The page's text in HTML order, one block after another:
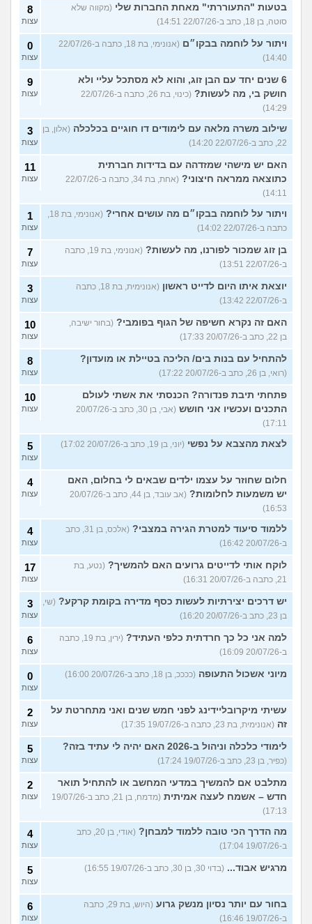
בטעות "התעוררתי" מאחת החברות שלי (מקווה שלא
סוטה, בן 18, כתב ב-22/07/26 14:51)
8
עצות
ויתור על לוחמה בבקו״ם
(אנונימי, בת 18, כתבה ב-22/07/26
14:40)
0
עצות
6 שנים יחד עם הבן זוג, והוא לא מסתכל עליי ולא
חושק בי, מה לעשות?
(כינוי, בת 26, כתבה ב-22/07/26
14:29)
9
עצות
שילוב משרה מלאה עם לימודים דו חוגיים בכלכלה (אלון, בן
22, כתב ב-22/07/26 14:20)
3
עצות
האם יש מישהי שמזדהה עם בדידות חברתית
כתוצאה ממראה חיצוני?
(אחת, בת 34, כתבה ב-22/07/26
14:11)
11
עצות
ויתור על לוחמה בבקו״ם מה עושים אחרי?
(אנונימי, בת 18,
כתבה ב-22/07/26 14:02)
1
עצות
בן זוג שמכור לפורנו, מה לעשות?
(אנונימי, בת 19, כתבה
ב-22/07/26 13:51)
7
עצות
יוצאת איתו היום לדייט ראשון
(אנונימית, בת 18, כתבה
ב-22/07/26 13:42)
3
עצות
האם זה נקרא חשיפה של הגוף בפומבי? (בחור ישיבה,
בן 22, כתב ב-20/07/26 17:33)
10
עצות
להתחיל עם בנות בים/ הליכה בטיילת או מועדון?
(רואי, בן 26, כתב ב-20/07/26 17:22)
8
עצות
פתחתי תיבת פנדורה? הכנסתי את אשתי לעולם
התכנים ועכשיו אני חושש
(אבי, בן 30, כתב ב-20/07/26
17:11)
10
עצות
לצאת מהצבא על נפשי (יוני, בן 19, כתב ב-20/07/26 17:02) 5
עצות
חלום שחוזר על עצמו ילדים שבאים לי בחלום, האם
יש משמעות לחלומות?
(אב עובד, בן 44, כתב ב-20/07/26
16:53)
4
עצות
ללמוד סיעוד למטרת הגירה במצבי?
(אלכס, בן 31, כתב
ב-20/07/26 16:42)
4
עצות
לוקח אותי לדייטים גרועים האם להמשיך? (נטע, בת
21, כתבה ב-20/07/26 16:31)
17
עצות
יש דרכים יצירתיות לעשות כסף מדירה בקומת קרקע? (שי,
בן 23, כתב ב-20/07/26 16:20)
3
עצות
למה אני כל כך חרדתית כלפי העתיד?
(ירין, בת 19, כתבה
ב-20/07/26 16:09)
6
עצות
מיוני אשכול התעופה (ככככ, בן 18, כתב ב-20/07/26 16:00) 0
עצות
עשיתי מיקרובליידינג לפני חמש שנים ואני מתחרטת על
זה (אנונימית, בת 23, כתבה ב-19/07/26 17:35)
2
עצות
לימודי כלכלה וניהול ב-2026 האם יהיה לי עתיד בזה?
(כפיר, בן 23, כתב ב-19/07/26 17:24)
5
עצות
מתלבט אם להמשיך במדעי המחשב או להתחיל תואר
חדש – אשמח לעצה אמיתית
(מדמח, בן 21, כתב ב-19/07/26
17:13)
2
עצות
מה הדרך הכי טובה ללמוד למבחן?
(אודי, בן 20, כתב
ב-19/07/26 17:04)
4
עצות
מרגיש אבוד... (בדוי 30, בן 30, כתב ב-19/07/26 16:55) 5
עצות
בחור עם יותר נסיון מנשק גרוע
(היוש, בת 29, כתבה
ב-19/07/26 16:46)
6
עצות